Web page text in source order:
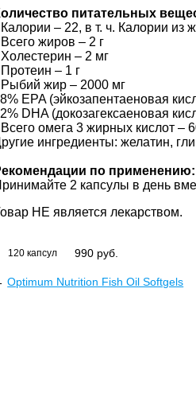
питательных
Калории – 22, в т. ч. Калории из
Всего жиров – 2 г
Холестерин – 2 мг
Протеин – 1 г
Рыбий жир – 2000 мг
EPA (эйкозапентаеновая
DHA (докозагексаеновая
Всего омега 3 жирных кислот –
ингредиенты: желатин,
по применению:
2 капсулы в день
НЕ является лекарством.
120 капсул 990 руб.
Optimum Nutrition Fish Oil Softgels